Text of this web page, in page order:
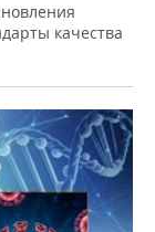
качества